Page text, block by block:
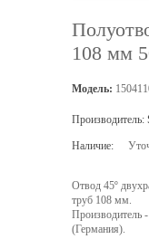
108 мм
Модель:
Производитель:
Наличие:
Отвод 45º
труб 108 мм.
Производитель
(Германия).